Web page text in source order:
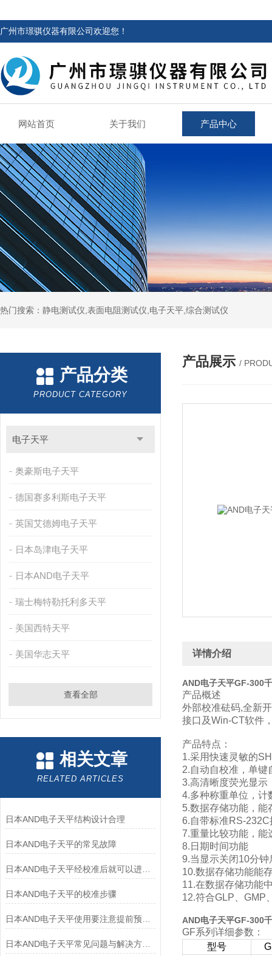
广州市璟骐仪器有限公司欢迎您！
网站首页 关于我们 产品中心
热门搜索：静电测试仪,表面电阻测试仪,电子天平,综合测试仪
产品分类
PRODUCT CATEGORY
电子天平
奥豪斯电子天平
德国赛多利斯电子天平
英国艾德姆电子天平
日本岛津电子天平
日本AND电子天平
瑞士梅特勒托利多天平
美国西特天平
美国华志天平
查看全部
相关文章
RELATED ARTICLES
日本AND电子天平结构设计合理
日本AND电子天平的常见故障
日本AND电子天平经校准后就可以进行称量了
日本AND电子天平的校准步骤
日本AND电子天平常见问题与解决方法详解
产品展示 /
详情介绍
AND电子天平GF-300
产品概述
外部校准砝码,全新
接口及Win-CT软件
产品特点：
1.采用快速灵敏的
2.自动自校准，单键
3.高清晰度荧光显示
4.多种称重单位，计
5.数据存储功能，能
6.自带标准RS-
7.重量比较功能，能
8.日期时间功能
9.当显示关闭10分
10.数据存储功能能
11.在数据存储功能
12.符合GLP、GMP
AND电子天平GF-300
GF系列详细参数：
型号